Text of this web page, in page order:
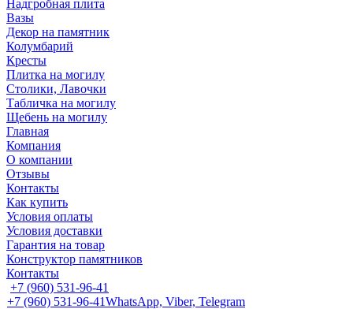
Надгробная плита
Вазы
Декор на памятник
Колумбарий
Кресты
Плитка на могилу
Столики, Лавочки
Табличка на могилу
Щебень на могилу
Главная
Компания
О компании
Отзывы
Контакты
Как купить
Условия оплаты
Условия доставки
Гарантия на товар
Конструктор памятников
Контакты
+7 (960) 531-96-41
+7 (960) 531-96-41WhatsApp, Viber, Telegram